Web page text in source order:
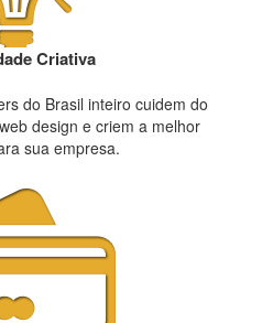
Criativa
do Brasil inteiro cuidem do
design e criem a melhor
sua empresa.